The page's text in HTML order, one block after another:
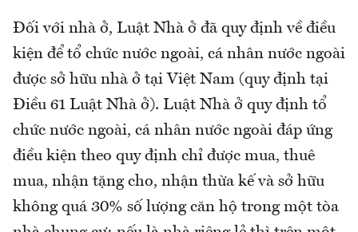
Đối với nhà ở, Luật Nhà ở đã quy định về điều
kiện để tổ chức nước ngoài, cá nhân nước ngoài
được sở hữu nhà ở tại Việt Nam (quy định tại
Điều 61 Luật Nhà ở). Luật Nhà ở quy định tổ
chức nước ngoài, cá nhân nước ngoài đáp ứng
điều kiện theo quy định chỉ được mua, thuê
mua, nhận tặng cho, nhận thừa kế và sở hữu
không quá 30% số lượng căn hộ trong một tòa